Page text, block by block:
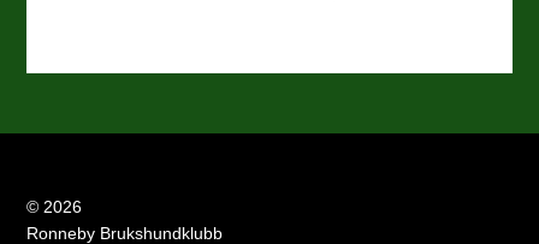
© 2026
Ronneby Brukshundklubb